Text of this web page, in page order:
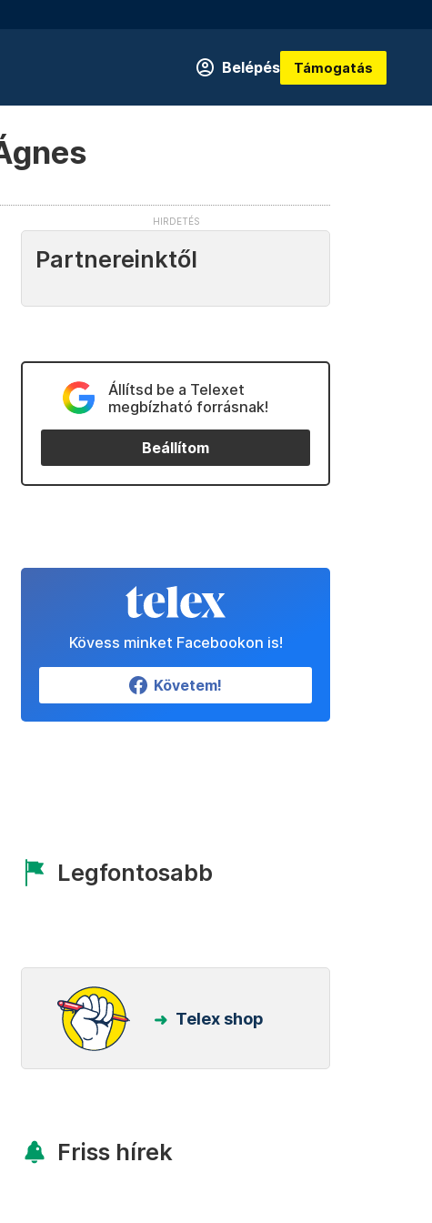
Belépés Támogatás
Partnereinktől
Állítsd be a Telexet
megbízható forrásnak!
Beállítom
Kövess minket Facebookon is!
Követem!
Legfontosabb
Telex shop
Friss hírek